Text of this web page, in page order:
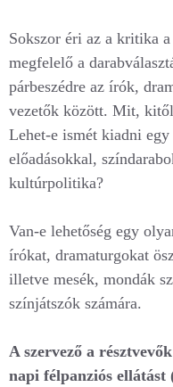
Sokszor éri az a kritika
megfelelő a
párbeszédre az írók,
vezetők között. Mit,
Lehet-e ismét kiadni
előadásokkal,
kultúrpolitika?
Van-e lehetőség egy
írókat, dramaturgokat
illetve mesék, mondák
színjátszók számára.
A szervező a
napi félpanziós ellátást